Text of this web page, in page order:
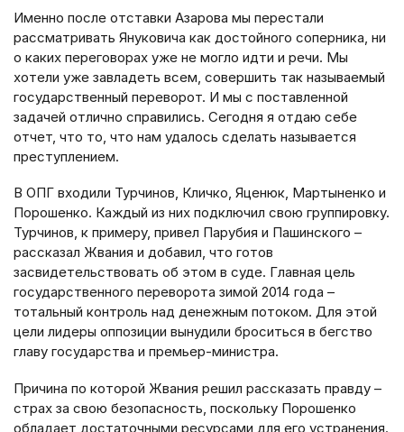
Именно после отставки Азарова мы перестали
рассматривать Януковича как достойного соперника, ни
о каких переговорах уже не могло идти и речи. Мы
хотели уже завладеть всем, совершить так называемый
государственный переворот. И мы с поставленной
задачей отлично справились. Сегодня я отдаю себе
отчет, что то, что нам удалось сделать называется
преступлением.
В ОПГ входили Турчинов, Кличко, Яценюк, Мартыненко и
Порошенко. Каждый из них подключил свою группировку.
Турчинов, к примеру, привел Парубия и Пашинского –
рассказал Жвания и добавил, что готов
засвидетельствовать об этом в суде. Главная цель
государственного переворота зимой 2014 года –
тотальный контроль над денежным потоком. Для этой
цели лидеры оппозиции вынудили броситься в бегство
главу государства и премьер-министра.
Причина по которой Жвания решил рассказать правду –
страх за свою безопасность, поскольку Порошенко
обладает достаточными ресурсами для его устранения.